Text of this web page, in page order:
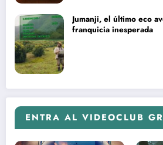
Jumanji, el último eco
franquicia inesperada
ENTRA AL VIDEOCLUB